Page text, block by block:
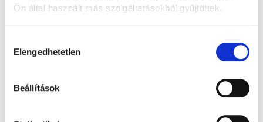
Ön által használt más szolgáltatásokból gyűjtöttek.
kiválasztása
Elengedhetetlen
Beállítások
fehérarany